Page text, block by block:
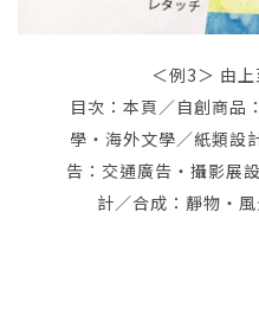
＜例3＞ 由
目次：本頁／自創商品
學・海外文學／紙類設
告：交通廣告・攝影展
計／合成：靜物・